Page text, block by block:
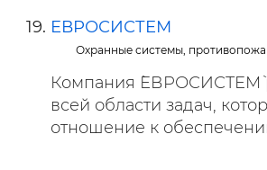
ЕВРОСИСТЕМ
Охранные системы,
Компания `ЕВРОСИСТЕМ`
всей области задач,
отношение к